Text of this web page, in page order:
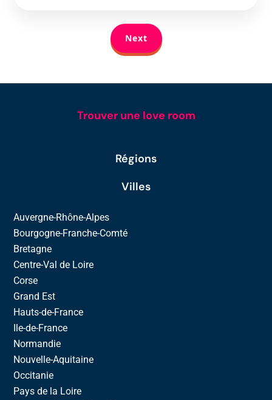
Next
Trouver une love room
Régions
Villes
Auvergne-Rhône-Alpes
Bourgogne-Franche-Comté
Bretagne
Centre-Val de Loire
Corse
Grand Est
Hauts-de-France
Ile-de-France
Normandie
Nouvelle-Aquitaine
Occitanie
Pays de la Loire